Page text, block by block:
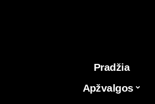
Pradžia
Apžvalgos